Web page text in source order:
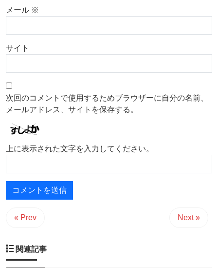
メール ※
サイト
次回のコメントで使用するためブラウザーに自分の名前、
メールアドレス、サイトを保存する。
上に表示された文字を入力してください。
« Prev Next »
関連記事